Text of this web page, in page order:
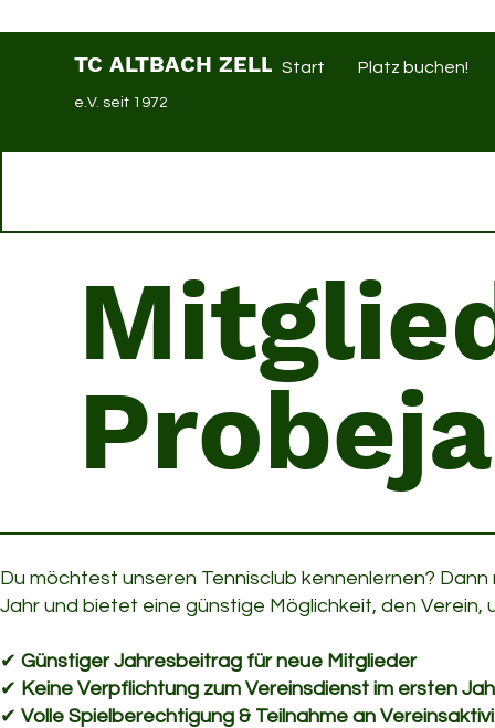
TC ALTBACH ZELL
e.V. seit 1972
Start Platz buchen!
Du möchtest unseren Tennisclub kennenlernen?
Jahr und bietet eine günstige Möglichkeit, den Verein,
✔ Günstiger Jahresbeitrag für neue Mitglieder
✔ Keine Verpflichtung zum Vereinsdienst im ersten
✔ Volle Spielberechtigung & Teilnahme an